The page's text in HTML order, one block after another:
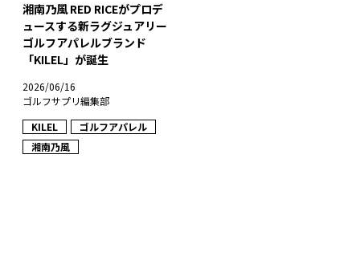
湘南乃風 RED RICEがプロデ
ュースする新ラグジュアリー
ゴルフアパレルブランド
「KILEL」が誕生
2026/06/16
ゴルフサプリ編集部
KILEL
ゴルフアパレル
湘南乃風